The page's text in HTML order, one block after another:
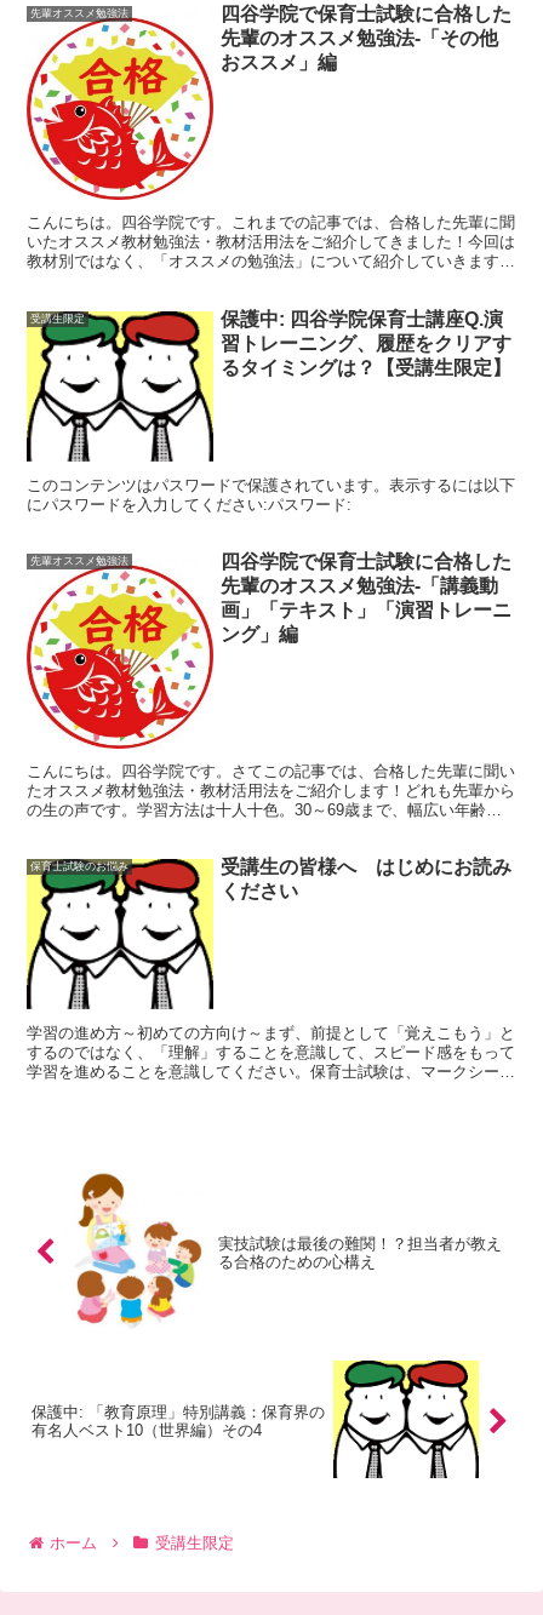
先輩オススメ勉強法
四谷学院で保育士試験に合格した
先輩のオススメ勉強法-「その他
おススメ」編
こんにちは。四谷学院です。これまでの記事では、合格した先輩に聞
いたオススメ教材勉強法・教材活用法をご紹介してきました！今回は
教材別ではなく、「オススメの勉強法」について紹介していきます。
受講生限定
保護中: 四谷学院保育士講座Q.演
習トレーニング、履歴をクリアす
るタイミングは？【受講生限定】
このコンテンツはパスワードで保護されています。表示するには以下
にパスワードを入力してください:パスワード:
先輩オススメ勉強法
四谷学院で保育士試験に合格した
先輩のオススメ勉強法-「講義動
画」「テキスト」「演習トレーニ
ング」編
こんにちは。四谷学院です。さてこの記事では、合格した先輩に聞い
たオススメ教材勉強法・教材活用法をご紹介します！どれも先輩から
の生の声です。学習方法は十人十色。30～69歳まで、幅広い年齢層
保育士試験のお悩み
受講生の皆様へ はじめにお読み
ください
学習の進め方～初めての方向け～まず、前提として「覚えこもう」と
するのではなく、「理解」することを意識して、スピード感をもって
学習を進めることを意識してください。保育士試験は、マークシート
実技試験は最後の難関！？担当者が教え
る合格のための心構え
保護中: 「教育原理」特別講義：保育界の
有名人ベスト10（世界編）その4
ホーム 受講生限定